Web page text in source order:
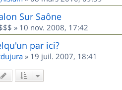
Sur Saône
» 10 nov. 2008, 17:42
par ici?
» 19 juil. 2007, 18:41